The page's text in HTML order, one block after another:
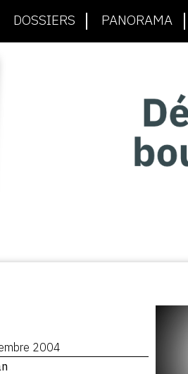
DOSSIERS PANORAMA
2004